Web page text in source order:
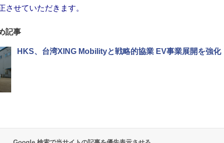
させていただきます。
記事
HKS、台湾XING Mobilityと戦略的協業 EV事業展開を強化